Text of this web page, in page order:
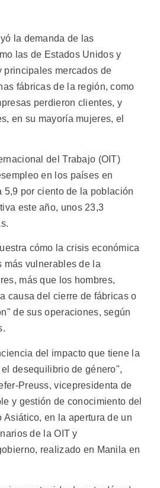
la demanda de las
las de Estados Unidos y
principales mercados de
fábricas de la región, como
perdieron clientes, y
en su mayoría mujeres, el
del Trabajo (OIT)
en los países en
5,9 por ciento de la población
este año, unos 23,3
cómo la crisis económica
más vulnerables de la
más que los hombres,
causa del cierre de fábricas o
de sus operaciones, según
del impacto que tiene la
desequilibrio de género",
Preuss, vicepresidenta de
y gestión de conocimiento del
Asiático, en la apertura de un
de la OIT y
realizado en Manila en